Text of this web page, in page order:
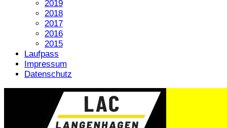
2019
2018
2017
2016
2015
Laufpass
Impressum
Datenschutz